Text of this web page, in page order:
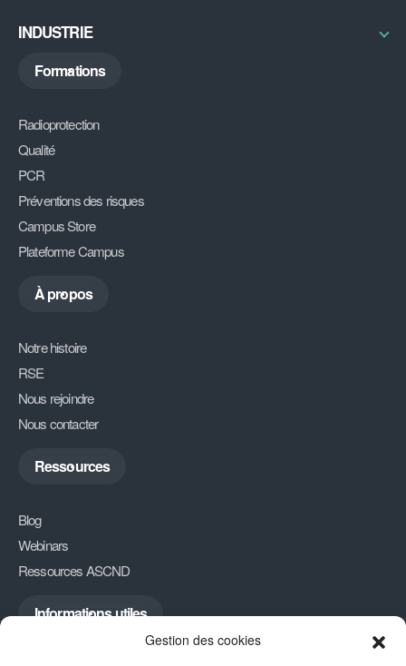
Gestion des cookies
Découvrir
INDUSTRIE
Découvrir
Formations
Radioprotection
Qualité
PCR
Préventions des risques
Campus Store
Plateforme Campus
À propos
Notre histoire
RSE
Nous rejoindre
Nous contacter
Ressources
Blog
Webinars
Ressources ASCND
Informations utiles